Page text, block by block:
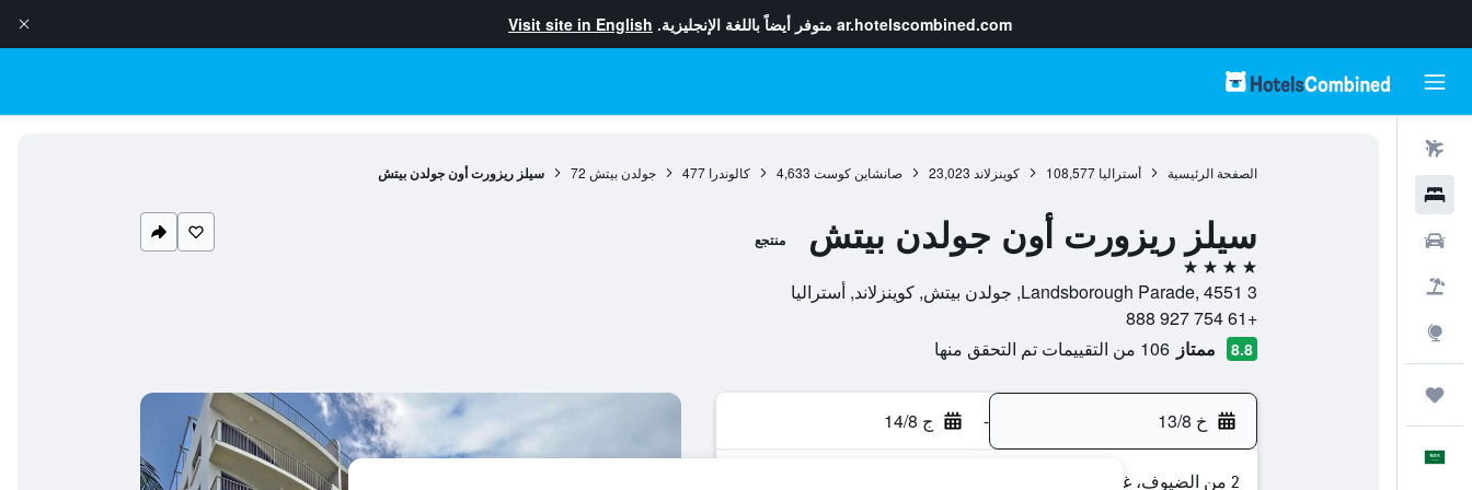
ar.hotelscombined.com متوفر أيضاً باللغة الإنجليزية. Visit site in English
الصفحة الرئيسية أستراليا 108,577 كوينزلاند 23,023 صانشاين كوست 4,633 كالوندرا 477 جولدن بيتش 72 سيلز ريزورت أون جولدن بيتش
سيلز ريزورت أون جولدن بيتش منتجع
4 نجوم
3 Landsborough Parade, 4551, جولدن بيتش, كوينزلاند, أستراليا
+61 754 927 888
8.8 ممتاز 106 من التقييمات تم التحقق منها
خ 13/8 - ج 14/8
2 من الضيوف، غرفة واحدة